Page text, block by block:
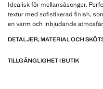
Idealisk för mellansäsonger.
textur med sofistikerad finish,
en varm och inbjudande
DETALJER, MATERIAL OCH
TILLGÄNGLIGHET I BUTIK